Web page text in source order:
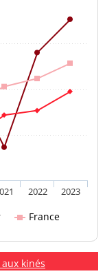
France
2022 2023
kinés